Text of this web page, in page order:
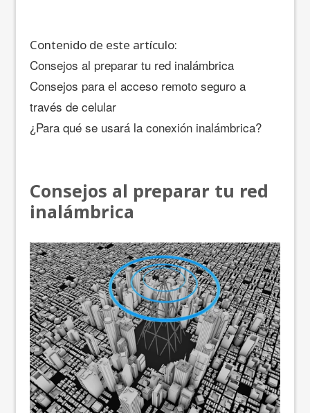
Contenido de este artículo:
Consejos al preparar tu red inalámbrica
Consejos para el acceso remoto seguro a
través de celular
¿Para qué se usará la conexión inalámbrica?
Consejos al preparar tu red
inalámbrica